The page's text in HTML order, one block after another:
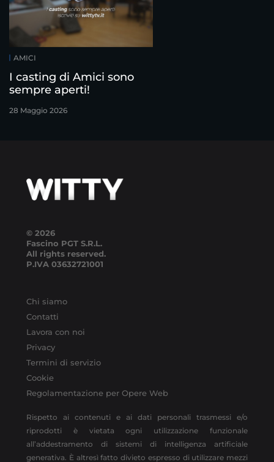
AMICI
I casting di Amici sono
sempre aperti!
28 Maggio 2026
© 2026
Fascino PGT S.R.L.
All rights reserved.
P.IVA 03632721001
Chi siamo
Contatti
Lavora con noi
Privacy
Termini di servizio
Cookie
Regolamentazione per Opere Web
Rispetto ai contenuti e ai dati personali trasmessi e/o
riprodotti è vietata ogni utilizzazione funzionale
all’addestramento di sistemi di intelligenza artificiale
generativa. È altresì fatto divieto espresso di utilizzare mezzi